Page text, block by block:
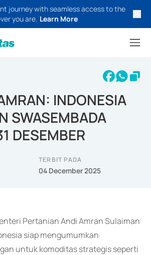
journey with seamless access to the
you are. Learn More
INDONESIA
SWASEMBADA
DESEMBER
TERBIT PADA
04 December 2025
Pertanian Andi Amran Sulaiman
siap mengumumkan
untuk komoditas strategis seperti